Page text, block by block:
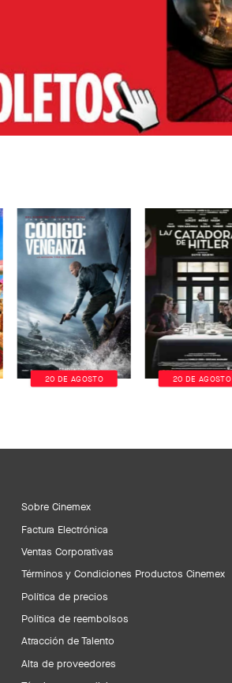
20 DE AGOSTO 20 DE AGOSTO
Sobre Cinemex
Factura Electrónica
Ventas Corporativas
Términos y Condiciones Productos Cinemex
Política de precios
Política de reembolsos
Atracción de Talento
Alta de proveedores